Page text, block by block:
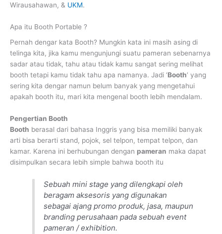
Wirausahawan, & UKM.
Apa itu Booth Portable ?
Pernah dengar kata Booth? Mungkin kata ini masih asing di
telinga kita, jika kamu mengunjungi suatu pameran sebenarnya
sadar atau tidak, tahu atau tidak kamu sangat sering melihat
booth tetapi kamu tidak tahu apa namanya. Jadi ‘Booth’ yang
sering kita dengar namun belum banyak yang mengetahui
apakah booth itu, mari kita mengenal booth lebih mendalam.
Pengertian Booth
Booth berasal dari bahasa Inggris yang bisa memiliki banyak
arti bisa berarti stand, pojok, sel telpon, tempat telpon, dan
kamar. Karena ini berhubungan dengan pameran maka dapat
disimpulkan secara lebih simple bahwa booth itu
Sebuah mini stage yang dilengkapi oleh
beragam aksesoris yang digunakan
sebagai ajang promo produk, jasa, maupun
branding perusahaan pada sebuah event
pameran / exhibition.